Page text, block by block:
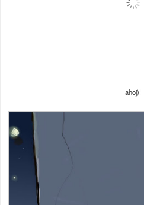
ahoj)!